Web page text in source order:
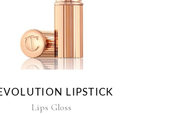
LIPSTICK
Lips Gloss